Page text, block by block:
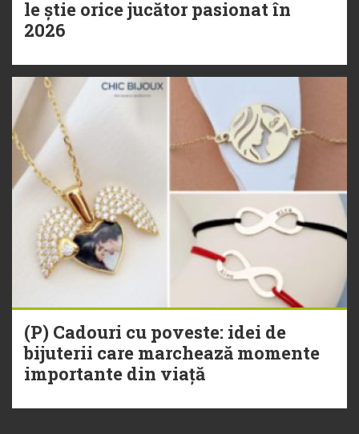
le știe orice jucător pasionat în
2026
(P) Cadouri cu poveste: idei de
bijuterii care marchează momente
importante din viață